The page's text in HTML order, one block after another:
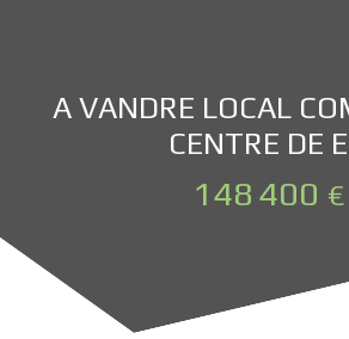
A VANDRE LOCAL
CENTRE DE
148 400 €